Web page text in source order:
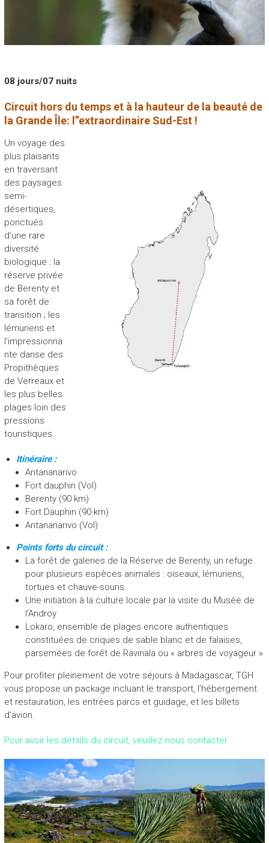
08 jours/07 nuits
Circuit hors du temps et à la hauteur de la beauté de
la Grande Île: l’’extraordinaire Sud-Est !
Un voyage des
plus plaisants
en traversant
des paysages
semi-
désertiques,
ponctués
d’une rare
diversité
biologique : la
réserve privée
de Berenty et
sa forêt de
transition ; les
lémuriens et
l’impressionna
nte danse des
Propithèques
de Verreaux et
les plus belles
plages loin des
pressions
touristiques.
Itinéraire :
Antananarivo
Fort dauphin (Vol)
Berenty (90 km)
Fort Dauphin (90 km)
Antananarivo (Vol)
Points forts du circuit :
La forêt de galeries de la Réserve de Berenty, un refuge
pour plusieurs espèces animales : oiseaux, lémuriens,
tortues et chauve-souris
Une initiation à la culture locale par la visite du Musée de
l’Androy
Lokaro, ensemble de plages encore authentiques
constituées de criques de sable blanc et de falaises,
parsemées de forêt de Ravinala ou « arbres de voyageur »
Pour profiter pleinement de votre séjours à Madagascar, TGH
vous propose un package incluant le transport, l’hébergement
et restauration, les entrées parcs et guidage, et les billets
d’avion.
Pour avoir les détails du circuit, veuillez nous contacter